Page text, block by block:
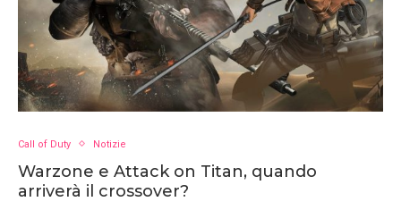
Call of Duty Notizie
Warzone e Attack on Titan, quando
arriverà il crossover?